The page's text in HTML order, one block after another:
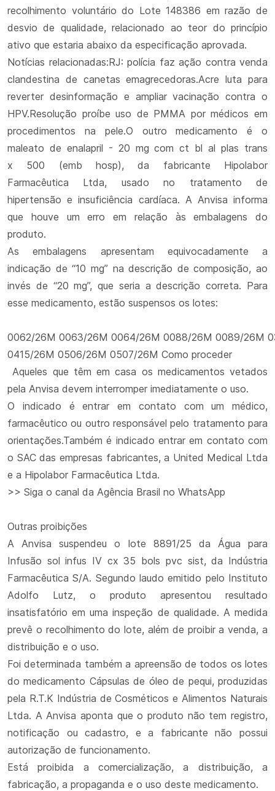
recolhimento voluntário do Lote 148386 em razão de
desvio de qualidade, relacionado ao teor do princípio
ativo que estaria abaixo da especificação aprovada.
Notícias relacionadas:RJ: polícia faz ação contra venda
clandestina de canetas emagrecedoras.Acre luta para
reverter desinformação e ampliar vacinação contra o
HPV.Resolução proíbe uso de PMMA por médicos em
procedimentos na pele.O outro medicamento é o
maleato de enalapril - 20 mg com ct bl al plas trans
x 500 (emb hosp), da fabricante Hipolabor
Farmacêutica Ltda, usado no tratamento de
hipertensão e insuficiência cardíaca. A Anvisa informa
que houve um erro em relação às embalagens do
produto.
As embalagens apresentam equivocadamente a
indicação de “10 mg” na descrição de composição, ao
invés de “20 mg”, que seria a descrição correta. Para
esse medicamento, estão suspensos os lotes:
0062/26M 0063/26M 0064/26M 0088/26M 0089/26M
0415/26M 0506/26M 0507/26M Como proceder
Aqueles que têm em casa os medicamentos vetados
pela Anvisa devem interromper imediatamente o uso.
O indicado é entrar em contato com um médico,
farmacêutico ou outro responsável pelo tratamento para
orientações.Também é indicado entrar em contato com
o SAC das empresas fabricantes, a United Medical Ltda
e a Hipolabor Farmacêutica Ltda.
>> Siga o canal da Agência Brasil no WhatsApp
Outras proibições
A Anvisa suspendeu o lote 8891/25 da Água para
Infusão sol infus IV cx 35 bols pvc sist, da Indústria
Farmacêutica S/A. Segundo laudo emitido pelo Instituto
Adolfo Lutz, o produto apresentou resultado
insatisfatório em uma inspeção de qualidade. A medida
prevê o recolhimento do lote, além de proibir a venda, a
distribuição e o uso.
Foi determinada também a apreensão de todos os lotes
do medicamento Cápsulas de óleo de pequi, produzidas
pela R.T.K Indústria de Cosméticos e Alimentos Naturais
Ltda. A Anvisa aponta que o produto não tem registro,
notificação ou cadastro, e a fabricante não possui
autorização de funcionamento.
Está proibida a comercialização, a distribuição, a
fabricação, a propaganda e o uso deste medicamento.